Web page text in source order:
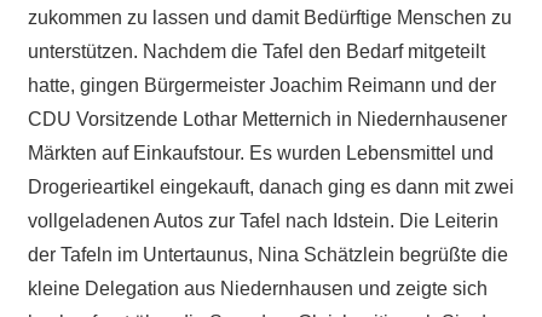
zukommen zu lassen und damit Bedürftige Menschen zu
unterstützen. Nachdem die Tafel den Bedarf mitgeteilt
hatte, gingen Bürgermeister Joachim Reimann und der
CDU Vorsitzende Lothar Metternich in Niedernhausener
Märkten auf Einkaufstour. Es wurden Lebensmittel und
Drogerieartikel eingekauft, danach ging es dann mit zwei
vollgeladenen Autos zur Tafel nach Idstein. Die Leiterin
der Tafeln im Untertaunus, Nina Schätzlein begrüßte die
kleine Delegation aus Niedernhausen und zeigte sich